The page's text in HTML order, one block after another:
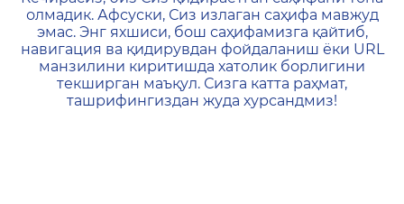
олмадик. Афсуски, Сиз излаган саҳифа мавжуд
эмас. Энг яхшиси, бош саҳифамизга қайтиб,
навигация ва қидирувдан фойдаланиш ёки URL
манзилини киритишда хатолик борлигини
текширган маъқул. Сизга катта раҳмат,
ташрифингиздан жуда хурсандмиз!